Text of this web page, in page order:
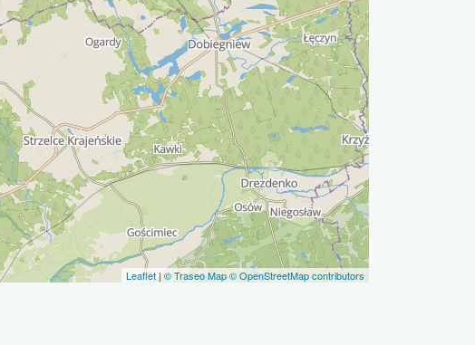
Leaflet |© Traseo Map© OpenStreetMap contributors